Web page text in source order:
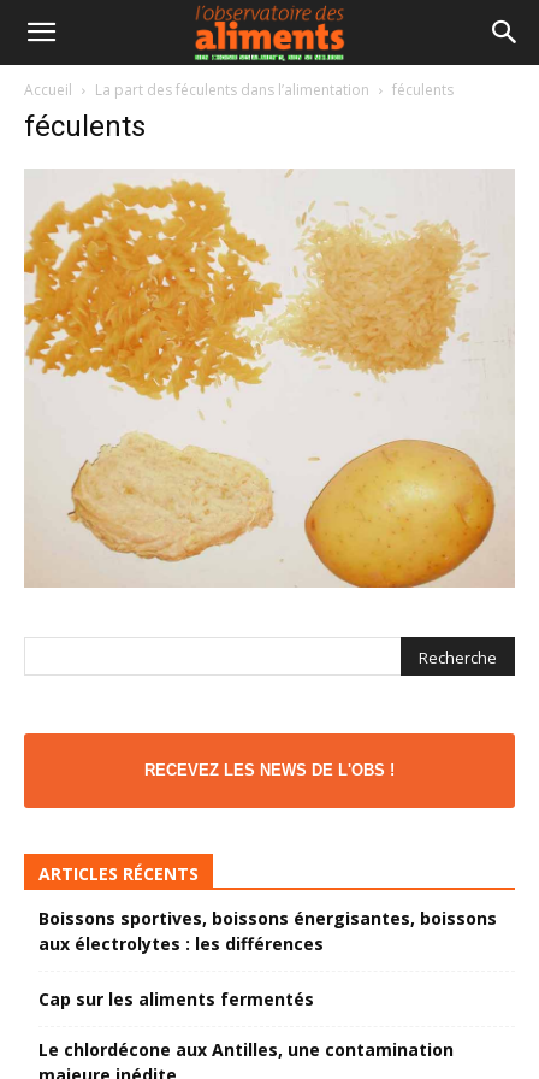
Accueil La part des féculents dans l’alimentation féculents
féculents
RECEVEZ LES NEWS DE L'OBS !
ARTICLES RÉCENTS
Boissons sportives, boissons énergisantes, boissons
aux électrolytes : les différences
Cap sur les aliments fermentés
Le chlordécone aux Antilles, une contamination
majeure inédite